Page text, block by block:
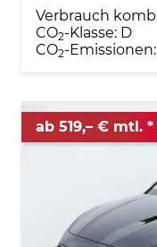
Verbrauch
CO2-Klasse: D
CO2-Emissionen:
ab 519,– € mtl.